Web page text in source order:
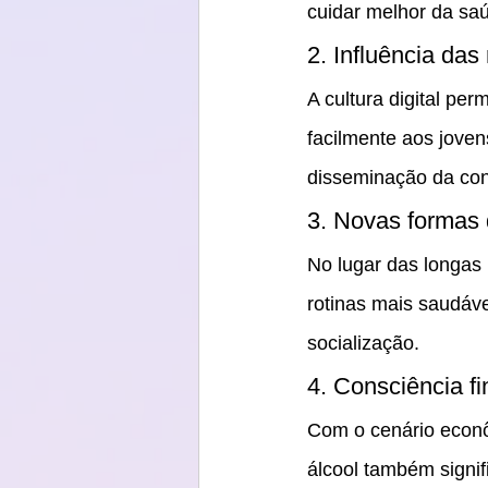
cuidar melhor da
2. Influência das
A cultura digital
facilmente aos
disseminação da
3. Novas
No lugar das
rotinas mais
socialização.
4. Consciência
Com o cenário
álcool também